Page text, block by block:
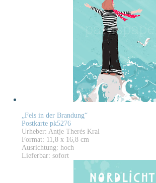
„Fels in der Brandung“
Postkarte pk5276
Urheber: Antje Therés Kral
Format: 11,8 x 16,8 cm
Ausrichtung: hoch
Lieferbar: sofort